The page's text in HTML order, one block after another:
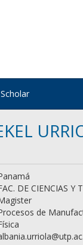
DE CIENCIAS Y
de